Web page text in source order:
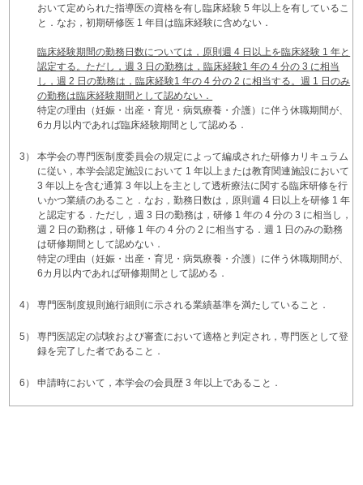
おいて定められた指導医の資格を有し臨床経験 5 年以上を有しているこ
と．なお，初期研修医 1 年目は臨床経験に含めない．
臨床経験期間の勤務日数については，原則週 4 日以上を臨床経験 1 年と
認定する。ただし，週 3 日の勤務は，臨床経験1 年の 4 分の 3 に相当
し，週 2 日の勤務は，臨床経験1 年の 4 分の 2 に相当する。週 1 日のみ
の勤務は臨床経験期間として認めない．
特定の理由（妊娠・出産・育児・病気療養・介護）に伴う休職期間が、
6カ月以内であれば臨床経験期間として認める．
3）
本学会の専門医制度委員会の規定によって編成された研修カリキュラム
に従い，本学会認定施設において 1 年以上または教育関連施設において
3 年以上を含む通算 3 年以上を主として透析療法に関する臨床研修を行
いかつ業績のあること．なお，勤務日数は，原則週 4 日以上を研修 1 年
と認定する．ただし，週 3 日の勤務は，研修 1 年の 4 分の 3 に相当し，
週 2 日の勤務は，研修 1 年の 4 分の 2 に相当する．週 1 日のみの勤務
は研修期間として認めない．
特定の理由（妊娠・出産・育児・病気療養・介護）に伴う休職期間が、
6カ月以内であれば研修期間として認める．
4） 専門医制度規則施行細則に示される業績基準を満たしていること．
5）
専門医認定の試験および審査において適格と判定され，専門医として登
録を完了した者であること．
6） 申請時において，本学会の会員歴 3 年以上であること．